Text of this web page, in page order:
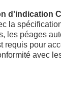
d'indication
la
les péages
requis pour
avec